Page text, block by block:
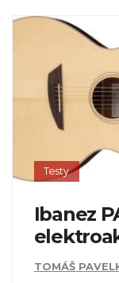
Testy
Ibanez
TOMÁŠ